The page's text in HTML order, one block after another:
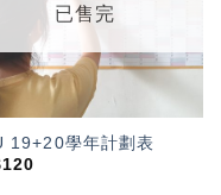
已售完
19+20學年計劃表
120